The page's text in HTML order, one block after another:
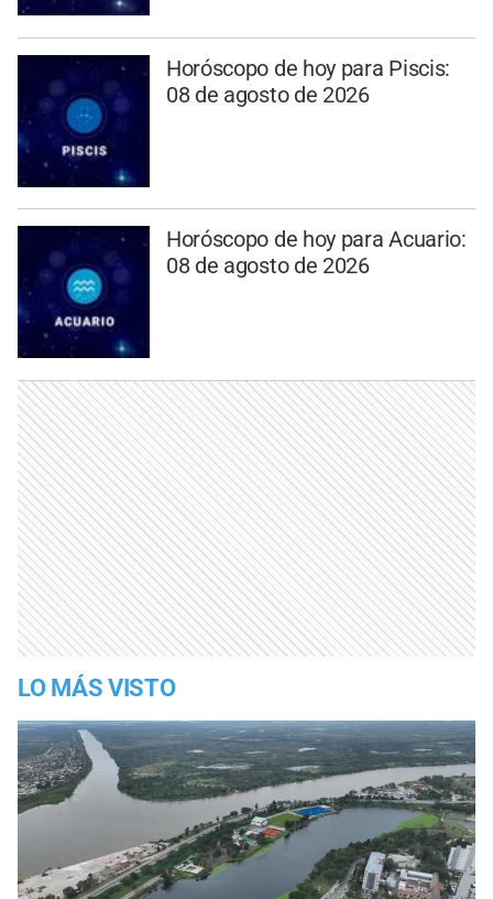
Horóscopo de hoy para Piscis:
08 de agosto de 2026
Horóscopo de hoy para Acuario:
08 de agosto de 2026
LO MÁS VISTO